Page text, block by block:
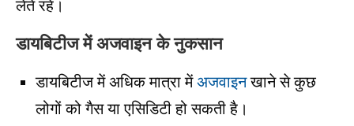
लेते रहें।
डायबिटीज में अजवाइन के नुकसान
डायबिटीज में अधिक मात्रा मेंअजवाइनखाने से कुछ
लोगों को गैस या एसिडिटी हो सकती है।